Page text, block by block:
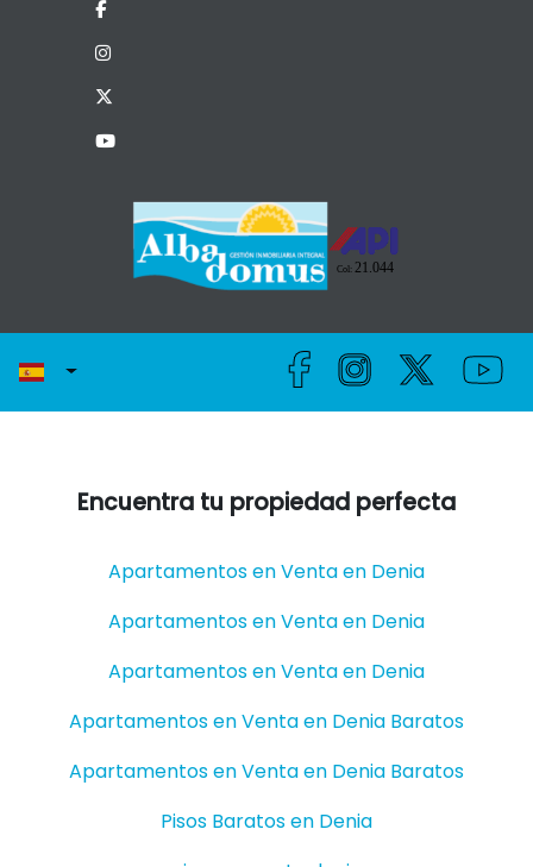
Encuentra tu propiedad perfecta
Apartamentos en Venta en Denia
Apartamentos en Venta en Denia
Apartamentos en Venta en Denia
Apartamentos en Venta en Denia Baratos
Apartamentos en Venta en Denia Baratos
Pisos Baratos en Denia